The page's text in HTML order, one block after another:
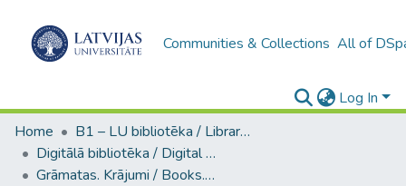
Communities & Collections All of
Log In
Home
B1 – LU bibliotēka / Library of the UL
Digitālā bibliotēka / Digital library
Grāmatas. Krājumi / Books. Collection of articles